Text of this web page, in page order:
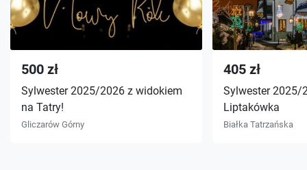
500 zł
Sylwester 2025/2026 z widokiem
na Tatry!
Gliczarów Górny
405 zł
Sylwester 2025/
Liptakówka
Białka Tatrzańska